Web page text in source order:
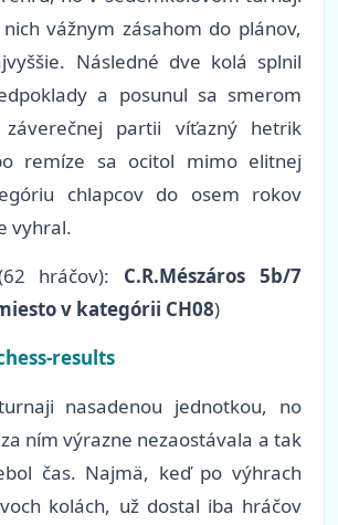
vážnym zásahom do plánov,
Následné dve kolá splnil
a posunul sa smerom
partii víťazný hetrik
remíze sa ocitol mimo elitnej
chlapcov do osem rokov
vyhral.
hráčov): C.R.Mészáros 5b/7
v kategórii CH08)
results
nasadenou jednotkou, no
ním výrazne nezaostávala a tak
čas. Najmä, keď po výhrach
kolách, už dostal iba hráčov